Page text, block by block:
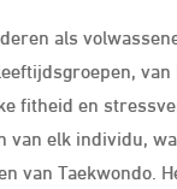
als
fitheid en
van elk individu,
van Taekwondo.